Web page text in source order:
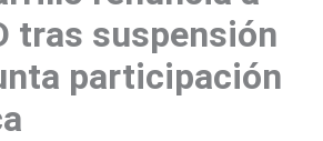
tras suspensión
participación